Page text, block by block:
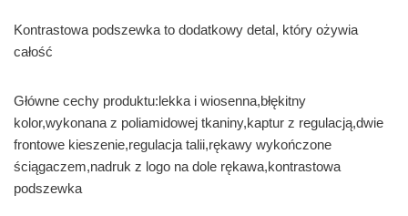
Kontrastowa podszewka to dodatkowy detal, który ożywia
całość
Główne cechy produktu:lekka i wiosenna,błękitny
kolor,wykonana z poliamidowej tkaniny,kaptur z regulacją,dwie
frontowe kieszenie,regulacja talii,rękawy wykończone
ściągaczem,nadruk z logo na dole rękawa,kontrastowa
podszewka